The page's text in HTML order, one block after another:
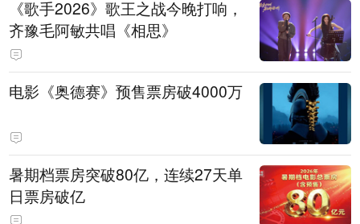
《歌手2026》歌王之战今晚打响，
齐豫毛阿敏共唱《相思》
电影《奥德赛》预售票房破4000万
暑期档票房突破80亿，连续27天单
日票房破亿